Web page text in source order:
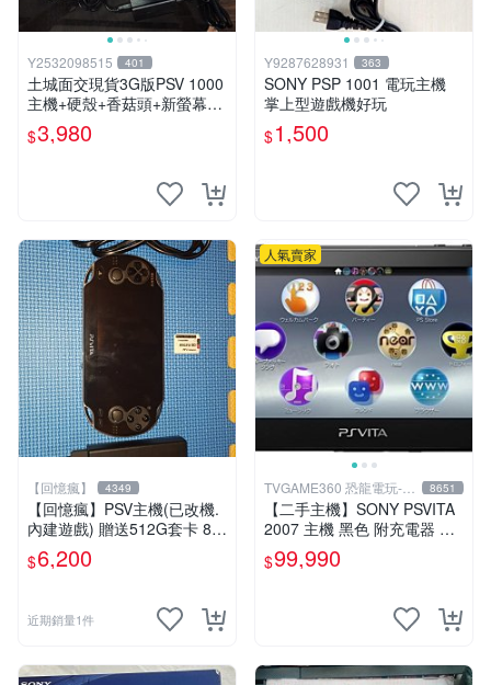
Y2532098515 401
土城面交現貨3G版PSV 1000
主機+硬殼+香菇頭+新螢幕玻
璃貼+初音掛繩+可改機版本8
成新 一年保修如照片所有的
$3,980
Y9287628931 363
SONY PSP 1001 電玩主機
掌上型遊戲機好玩
$1,500
【回憶瘋】 4349
【回憶瘋】PSV主機(已改機.
內建遊戲) 贈送512G套卡 8成
5新 1000型
$6,200
近期銷量1件
人氣賣家
TVGAME360 恐龍電玩-台
中店
8651
【二手主機】SONY PSVITA
2007 主機 黑色 附充電器 US
B傳輸線 PS VITA PSV【台中
恐龍電玩】
$99,990